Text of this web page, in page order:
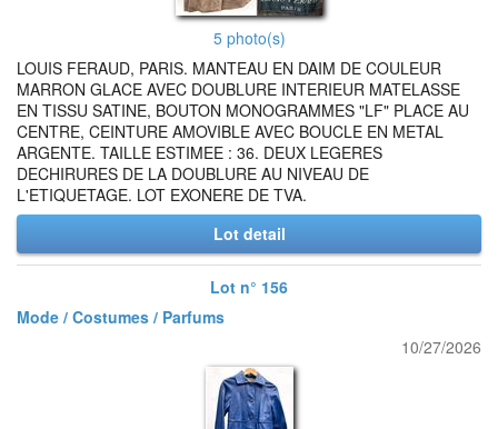
5 photo(s)
LOUIS FERAUD, PARIS. MANTEAU EN DAIM DE COULEUR
MARRON GLACE AVEC DOUBLURE INTERIEUR MATELASSE
EN TISSU SATINE, BOUTON MONOGRAMMES "LF" PLACE AU
CENTRE, CEINTURE AMOVIBLE AVEC BOUCLE EN METAL
ARGENTE. TAILLE ESTIMEE : 36. DEUX LEGERES
DECHIRURES DE LA DOUBLURE AU NIVEAU DE
L'ETIQUETAGE. LOT EXONERE DE TVA.
Lot detail
Lot n° 156
Mode / Costumes / Parfums
10/27/2026